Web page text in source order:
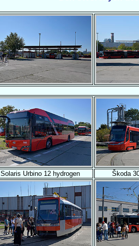
Solaris Urbino 12 hydrogen Škoda